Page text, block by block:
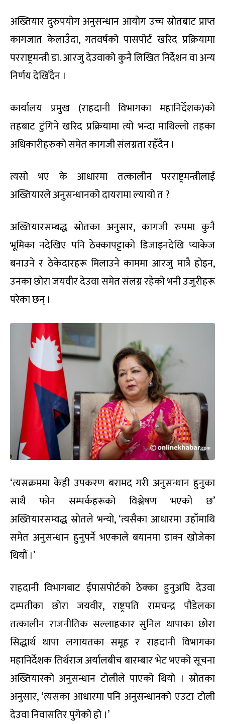
अख्तियार दुरुपयोग अनुसन्धान आयोग उच्च स्रोतबाट प्राप्त
कागजात केलाउँदा, गतवर्षको पासपोर्ट खरिद प्रक्रियामा
परराष्ट्रमन्त्री डा. आरजु देउवाको कुनै लिखित निर्देशन वा अन्य
निर्णय देखिँदैन ।
कार्यालय प्रमुख (राहदानी विभागका महानिर्देशक)को
तहबाट टुंगिने खरिद प्रक्रियामा त्यो भन्दा माथिल्लो तहका
अधिकारीहरुको समेत कागजी संलग्नता रहँदैन ।
त्यसो भए के आधारमा तत्कालीन परराष्ट्रमन्त्रीलाई
अख्तियारले अनुसन्धानको दायरामा ल्यायो त ?
अख्तियारसम्बद्ध स्रोतका अनुसार, कागजी रुपमा कुनै
भूमिका नदेखिए पनि ठेक्कापट्टाको डिजाइनदेखि प्याकेज
बनाउने र ठेकेदारहरू मिलाउने काममा आरजु मात्रै होइन,
उनका छोरा जयवीर देउवा समेत संलग्न रहेको भनी उजुरीहरू
परेका छन् ।
‘त्यसक्रममा केही उपकरण बरामद गरी अनुसन्धान हुनुका
साथै फोन सम्पर्कहरूको विश्लेषण भएको छ’
अख्तियारसम्वद्ध स्रोतले भन्यो, ‘त्यसैका आधारमा उहाँमाथि
समेत अनुसन्धान हुनुपर्ने भएकाले बयानमा डाक्न खोजेका
थियौं ।’
राहदानी विभागबाट ईपासपोर्टको ठेक्का हुनुअघि देउवा
दम्पतीका छोरा जयवीर, राष्ट्रपति रामचन्द्र पौडेलका
तत्कालीन राजनीतिक सल्लाहकार सुनिल थापाका छोरा
सिद्धार्थ थापा लगायतका समूह र राहदानी विभागका
महानिर्देशक तिर्थराज अर्यालबीच बारम्बार भेट भएको सूचना
अख्तियारको अनुसन्धान टोलीले पाएको थियो । स्रोतका
अनुसार, ‘त्यसका आधारमा पनि अनुसन्धानको एउटा टोली
देउवा निवासतिर पुगेको हो ।’